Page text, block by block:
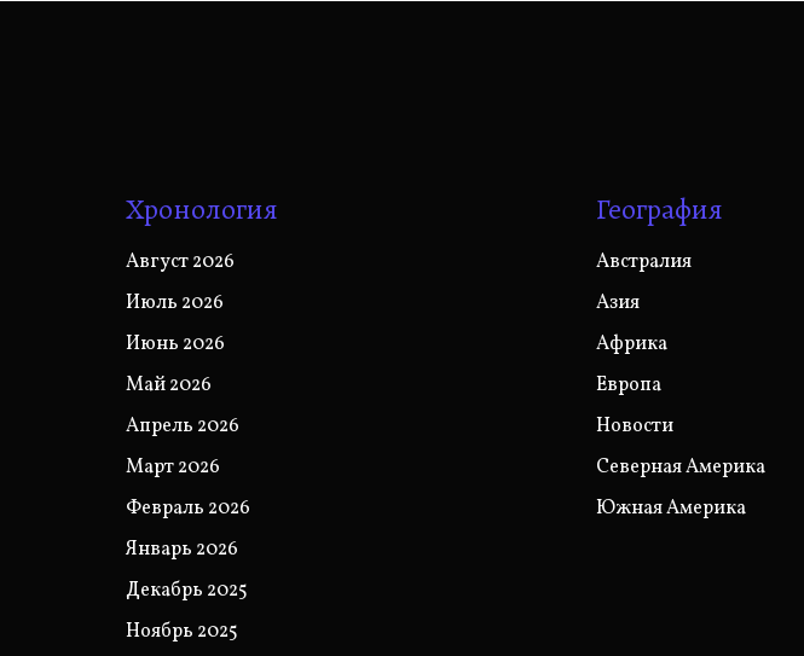
Хронология
Август 2026
Июль 2026
Июнь 2026
Май 2026
Апрель 2026
Март 2026
Февраль 2026
Январь 2026
Декабрь 2025
Ноябрь 2025
География
Австралия
Азия
Африка
Европа
Новости
Северная Америка
Южная Америка